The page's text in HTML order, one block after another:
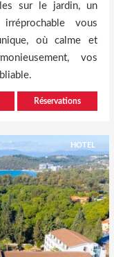
sur le jardin, un
vous
où calme et
vos
Réservations
HOTEL